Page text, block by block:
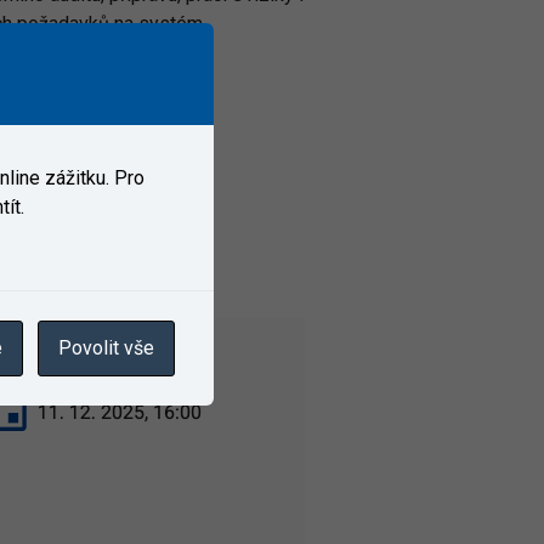
požadavků na systém
tel. 720 842 942.
zážitku. Pro
Povolit vše